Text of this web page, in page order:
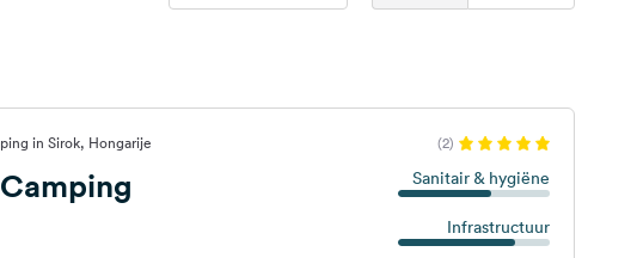
in Sirok, Hongarije (2)
Sanitair & hygiëne
Infrastructuur